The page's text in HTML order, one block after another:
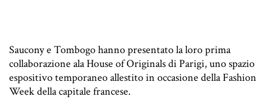
Saucony e Tombogo hanno presentato la loro prima
collaborazione ala House of Originals di Parigi, uno spazio
espositivo temporaneo allestito in occasione della Fashion
Week della capitale francese.